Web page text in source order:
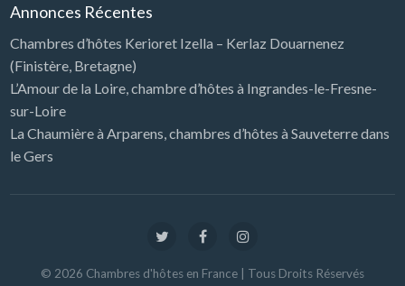
Annonces Récentes
Chambres d’hôtes Kerioret Izella – Kerlaz Douarnenez
(Finistère, Bretagne)
L’Amour de la Loire, chambre d’hôtes à Ingrandes-le-Fresne-
sur-Loire
La Chaumière à Arparens, chambres d’hôtes à Sauveterre dans
le Gers
© 2026 Chambres d'hôtes en France | Tous Droits Réservés